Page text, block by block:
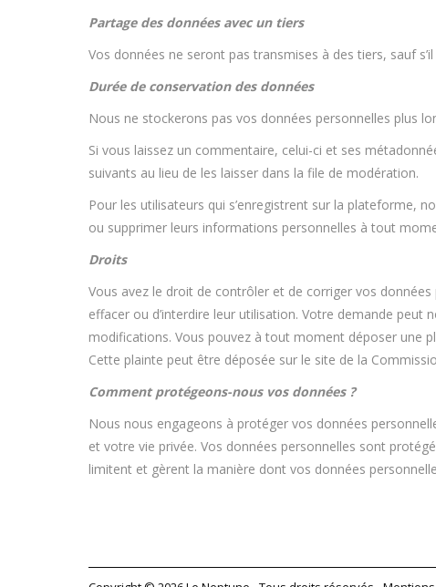
Partage des données avec un tiers
Vos données ne seront pas transmises à des tiers, sauf
Durée de conservation des données
Nous ne stockerons pas vos données personnelles plus
Si vous laissez un commentaire, celui-ci et ses
suivants au lieu de les laisser dans la file de modération.
Pour les utilisateurs qui s’enregistrent sur la plateforme,
ou supprimer leurs informations personnelles à tout
Droits
Vous avez le droit de contrôler et de corriger vos
effacer ou d’interdire leur utilisation. Votre demande peut
modifications. Vous pouvez à tout moment déposer une
Cette plainte peut être déposée sur le site de la
Comment protégeons-nous vos données ?
Nous nous engageons à protéger vos données
et votre vie privée. Vos données personnelles sont
limitent et gèrent la manière dont vos données